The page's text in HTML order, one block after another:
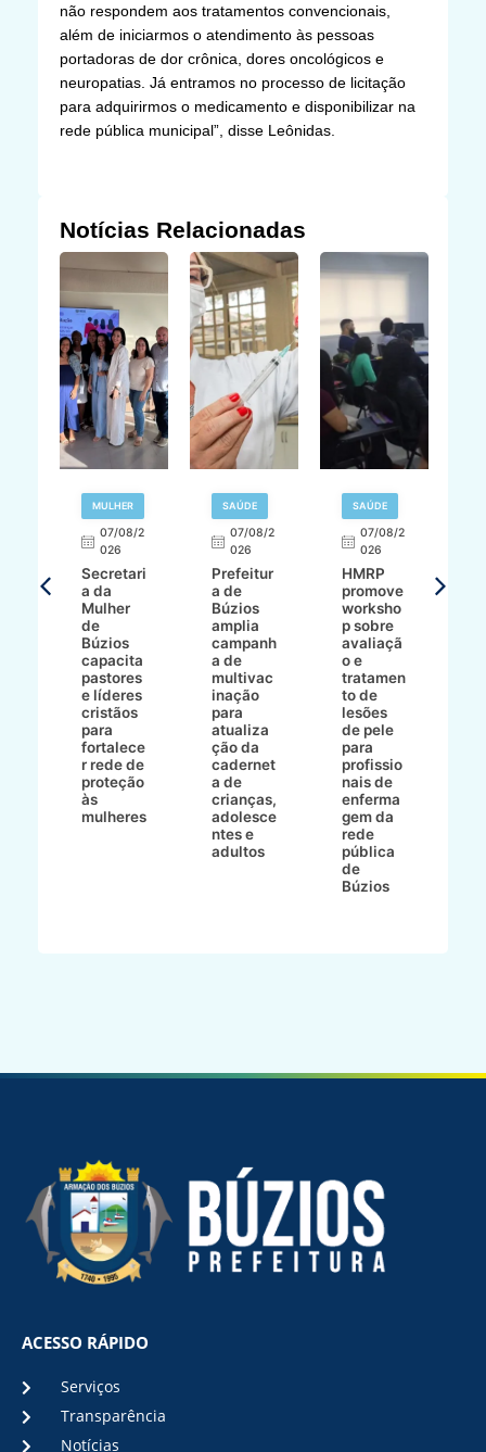
não respondem aos tratamentos convencionais,
além de iniciarmos o atendimento às pessoas
portadoras de dor crônica, dores oncológicos e
neuropatias. Já entramos no processo de licitação
para adquirirmos o medicamento e disponibilizar na
rede pública municipal”, disse Leônidas.
Notícias Relacionadas
MULHER
07/08/2
026
Secretari
a da
Mulher
de
Búzios
capacita
pastores
e líderes
cristãos
para
fortalece
r rede de
proteção
às
mulheres
SAÚDE
07/08/2
026
Prefeitur
a de
Búzios
amplia
campanh
a de
multivac
inação
para
atualiza
ção da
cadernet
a de
crianças,
adolesce
ntes e
adultos
SAÚDE
07/08/2
026
HMRP
promove
worksho
p sobre
avaliaçã
o e
tratamen
to de
lesões
de pele
para
profissio
nais de
enferma
gem da
rede
pública
de
Búzios
ACESSO RÁPIDO
Serviços
Transparência
Notícias